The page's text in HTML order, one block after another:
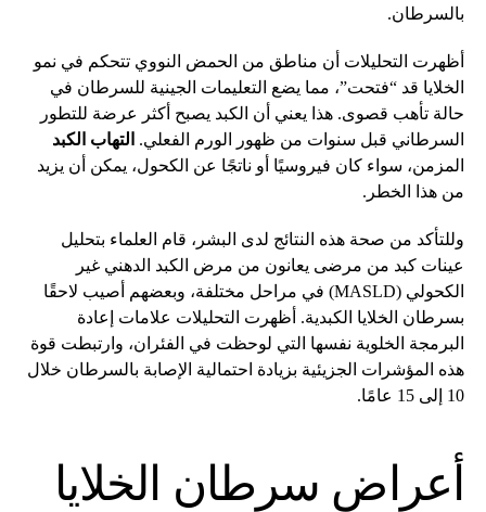
بالسرطان.
أظهرت التحليلات أن مناطق من الحمض النووي تتحكم في نمو
الخلايا قد “فتحت”، مما يضع التعليمات الجينية للسرطان في
حالة تأهب قصوى. هذا يعني أن الكبد يصبح أكثر عرضة للتطور
السرطاني قبل سنوات من ظهور الورم الفعلي. التهاب الكبد
المزمن، سواء كان فيروسيًا أو ناتجًا عن الكحول، يمكن أن يزيد
من هذا الخطر.
وللتأكد من صحة هذه النتائج لدى البشر، قام العلماء بتحليل
عينات كبد من مرضى يعانون من مرض الكبد الدهني غير
الكحولي (MASLD) في مراحل مختلفة، وبعضهم أصيب لاحقًا
بسرطان الخلايا الكبدية. أظهرت التحليلات علامات إعادة
البرمجة الخلوية نفسها التي لوحظت في الفئران، وارتبطت قوة
هذه المؤشرات الجزيئية بزيادة احتمالية الإصابة بالسرطان خلال
10 إلى 15 عامًا.
أعراض سرطان الخلايا